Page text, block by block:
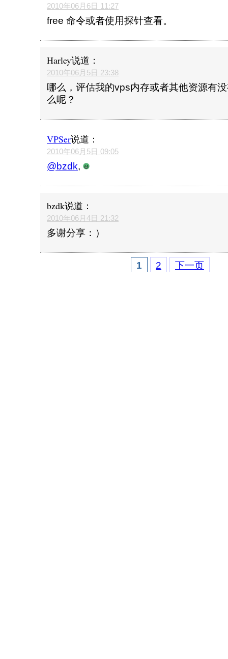
2010年06月6日 11:27
free 命令或者使用探针查看。
Harley说道：
2010年06月5日 23:38
哪么，评估我的vps内存或者其他资源有
么呢？
VPSer说道：
2010年06月5日 09:05
@bzdk,
bzdk说道：
2010年06月4日 21:32
多谢分享：）
1 2 下一页